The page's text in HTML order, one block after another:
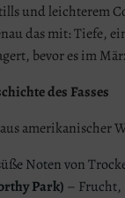
und leichterem
das mit: Tiefe,
bevor es im
des Fasses
amerikanischer
Noten von
Park) – Frucht,